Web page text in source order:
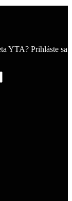
YTA? Prihláste sa